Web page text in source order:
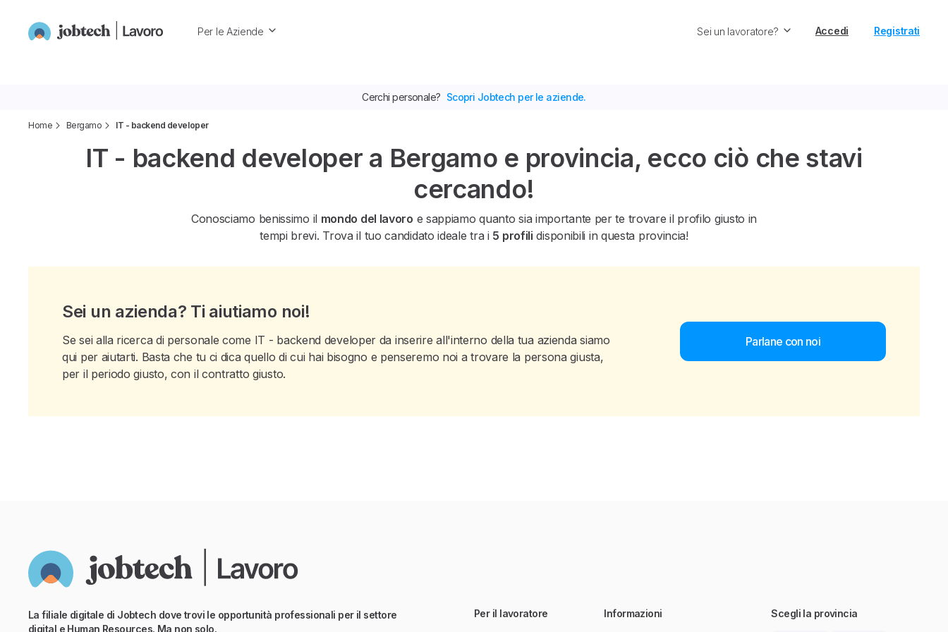
Per le Aziende Sei un lavoratore? Accedi Registrati
Home Bergamo IT - backend developer
IT - backend developer a Bergamo e provincia, ecco ciò che stavi
cercando!
Conosciamo benissimo il mondo del lavoro e sappiamo quanto sia importante per te trovare il profilo giusto in
tempi brevi. Trova il tuo candidato ideale tra i 5 profili disponibili in questa provincia!
Sei un azienda? Ti aiutiamo noi!
Se sei alla ricerca di personale come IT - backend developer da inserire all'interno della tua azienda siamo
qui per aiutarti. Basta che tu ci dica quello di cui hai bisogno e penseremo noi a trovare la persona giusta,
per il periodo giusto, con il contratto giusto.
Parlane con noi
Cerchi personale? Scopri Jobtech per le aziende.
La filiale digitale di Jobtech dove trovi le opportunità professionali per il settore
digital e Human Resources. Ma non solo.
Per il lavoratore
Informazioni
Scegli la provincia